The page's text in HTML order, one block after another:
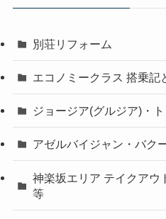
別荘リフォーム
エコノミークラス 搭乗記
ジョージア(グルジア)・
アゼルバイジャン・バク
神楽坂エリア テイクアウ
等